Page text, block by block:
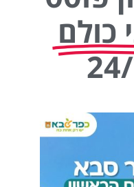
כולם